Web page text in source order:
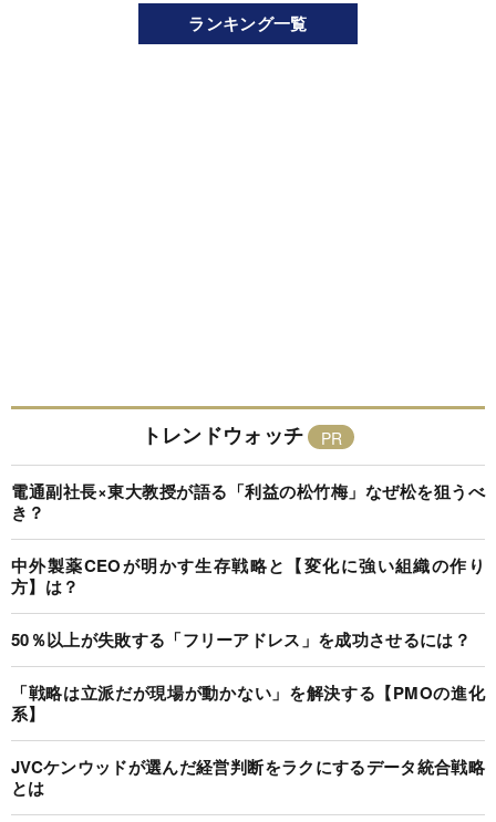
ランキング一覧
トレンドウォッチ
電通副社長×東大教授が語る「利益の松竹梅」なぜ松を狙うべ
き？
中外製薬CEOが明かす生存戦略と【変化に強い組織の作り
方】は？
50％以上が失敗する「フリーアドレス」を成功させるには？
「戦略は立派だが現場が動かない」を解決する【PMOの進化
系】
JVCケンウッドが選んだ経営判断をラクにするデータ統合戦略
とは